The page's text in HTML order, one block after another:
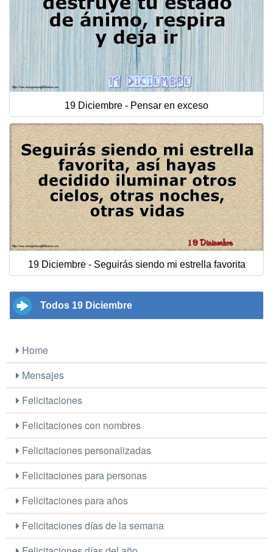
19 Diciembre - Pensar en exceso
19 Diciembre - Seguirás siendo mi estrella favorita
Todos 19 Diciembre
Home
Mensajes
Felicitaciones
Felicitaciones con nombres
Felicitaciones personalizadas
Felicitaciones para personas
Felicitaciones para años
Felicitaciones días de la semana